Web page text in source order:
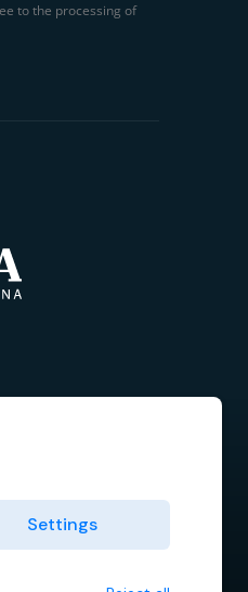
to the processing of
Settings